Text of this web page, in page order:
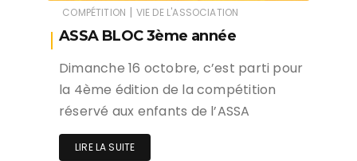
COMPÉTITION | VIE DE L'ASSOCIATION
ASSA BLOC 3ème année
Dimanche 16 octobre, c’est parti pour
la 4ème édition de la compétition
réservé aux enfants de l’ASSA
LIRE LA SUITE